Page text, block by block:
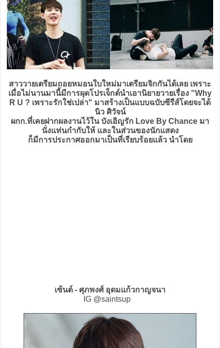
สาววายเตรียมถอยหมอนใบใหม่มาเตรียมจิกกันได้เลย เพราะ
เมื่อไม่นานมานี้มีการผุดโปรเจ็กต์นำเอานิยายวายเรื่อง "Why
R U ? เพราะรักใช่เปล่า" มาสร้างเป็นแบบฉบับซีรีส์โดยจะได้
นิว ศิวัจน์
ผกก.ที่เคยฝากผลงานไว้ใน บังเอิญรัก Love By Chance มา
นั่งแท่นกำกับให้ และในส่วนของนักแสดง
ก็มีการประกาศออกมาเป็นที่เรียบร้อยแล้ว นำโดย
เซ้นต์ - ศุภพงศ์ อุดมแก้วกาญจนา
IG @saintsup